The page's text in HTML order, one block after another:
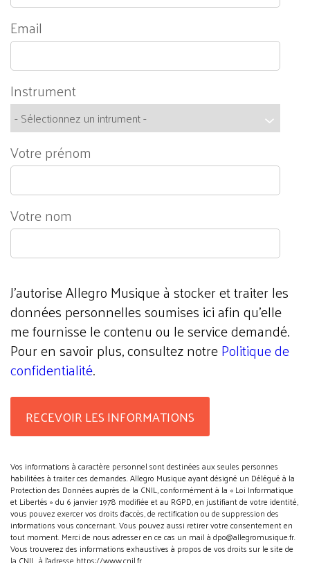
Email
Instrument
Votre prénom
Votre nom
J'autorise Allegro Musique à stocker et traiter les
données personnelles soumises ici afin qu’elle
me fournisse le contenu ou le service demandé.
Pour en savoir plus, consultez notrePolitique de
confidentialité.
Vos informations à caractère personnel sont destinées aux seules personnes
habilitées à traiter ces demandes. Allegro Musique ayant désigné un Délégué à la
Protection des Données auprès de la CNIL, conformément à la « Loi Informatique
et Libertés » du 6 janvier 1978 modifiée et au RGPD, en justifiant de votre identité,
vous pouvez exercer vos droits d’accès, de rectification ou de suppression des
informations vous concernant. Vous pouvez aussi retirer votre consentement en
tout moment. Merci de nous adresser en ce cas un mail à dpo@allegromusique.fr.
Vous trouverez des informations exhaustives à propos de vos droits sur le site de